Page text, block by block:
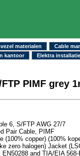
materialen Cable
kantoor Elektra installatie
PIMF grey
6, S/FTP AWG 27/7
Pair Cable, PIMF
(100% copper) (100%
zero halogen) Jacket
EN50288 and TIA/EIA 568-